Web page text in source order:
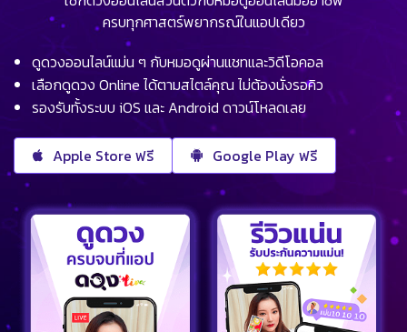
ครบทุกศาสตร์พยากรณ์ในแอปเดียว
ดูดวงออนไลน์แม่น ๆ กับหมอดูผ่านแชทและวิดีโอคอล
เลือกดูดวง Online ได้ตามสไตล์คุณ ไม่ต้องนั่งรอคิว
รองรับทั้งระบบ iOS และ Android ดาวน์โหลดเลย
Apple Store ฟรี Google Play ฟรี